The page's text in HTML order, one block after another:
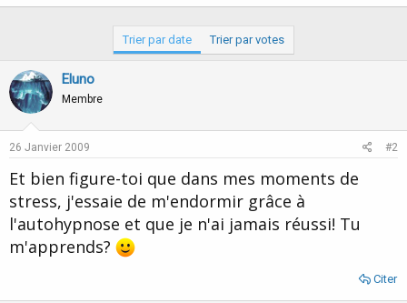
Trier par date Trier par votes
Eluno
Membre
26 Janvier 2009 #2
Et bien figure-toi que dans mes moments de
stress, j'essaie de m'endormir grâce à
l'autohypnose et que je n'ai jamais réussi! Tu
m'apprends?
Citer